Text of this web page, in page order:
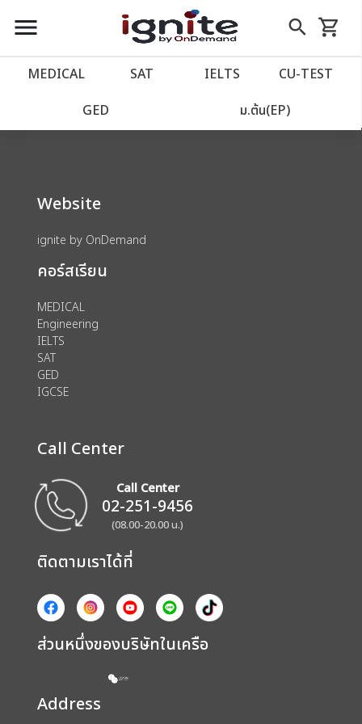
close
account_balance หน้าแรก
เว็บไซต์อิกไนท์
import_contacts วางแผนการเรียน
account_circle เข้าสู่ระบบ
assignment ลงทะเบียน
menu search
Skip
to
shopping_cart
รถเข็น
MEDICAL SAT IELTS CU‑TEST
GED ม.ต้น(EP)
We could not find anything for 80002040
Website
ignite by OnDemand
คอร์สเรียน
MEDICAL
Engineering
IELTS
SAT
GED
IGCSE
Call Center
Call Center
02-251-9456
(08.00-20.00 น.)
ติดตามเราได้ที่
ส่วนหนึ่งของบริษัทในเครือ
Address